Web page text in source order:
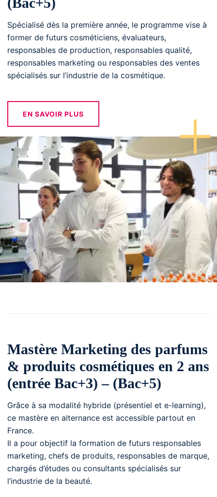
Spécialisé dès la première année, le programme vise à
former de futurs cosméticiens, évaluateurs,
responsables de production, responsables qualité,
responsables marketing ou responsables des ventes
spécialisés sur l’industrie de la cosmétique.
EN SAVOIR PLUS
Mastère Marketing des parfums
& produits cosmétiques en 2 ans
(entrée Bac+3) – (Bac+5)
Grâce à sa modalité hybride (présentiel et e-learning),
ce mastère en alternance est accessible partout en
France.
Il a pour objectif la formation de futurs responsables
marketing, chefs de produits, responsables de marque,
chargés d’études ou consultants spécialisés sur
l’industrie de la beauté.